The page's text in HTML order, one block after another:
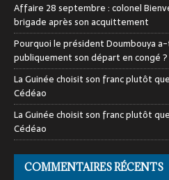
Affaire 28 septembre : colonel
brigade après son acquittement
Pourquoi le président Doumbouya
publiquement son départ en congé ?
La Guinée choisit son franc plutôt
Cédéao
La Guinée choisit son franc plutôt
Cédéao
COMMENTAIRES RÉCENTS